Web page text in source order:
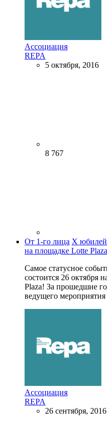
Ассоциация
REPA
5 октября, 2016
8 767
От 1-го лица X
на площадке Lotte Plaza
Самое статусное
состоится 26 октября
Plaza! За прошедшие
ведущего
Ассоциация
REPA
26 сентября, 2016